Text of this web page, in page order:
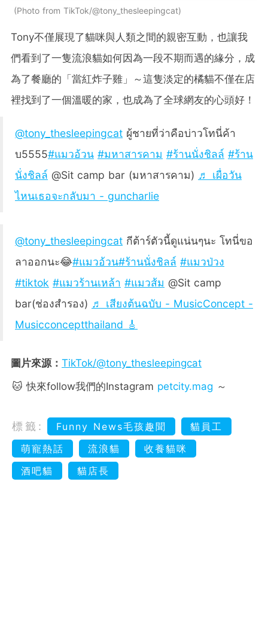
Photo from TikTok/@tony_thesleepingcat
Tony不僅展現了貓咪與人類之間的親密互動，也讓我
們看到了一隻流浪貓如何因為一段不期而遇的緣分，成
為了餐廳的「當紅炸子雞」～這隻淡定的橘貓不僅在店
裡找到了一個溫暖的家，也成為了全球網友的心頭好！
@tony_thesleepingcat ผู้ชายที่ว่าคือบ่าวโทนี่ค้า
บ5555#แมวอ้วน #มหาสารคาม #ร้านนั่งชิลล์ #ร้าน
นั่งชิลล์ @Sit camp bar (มหาสารคาม) ♬ เผื่อวัน
ไหนเธอจะกลับมา - guncharlie
@tony_thesleepingcat กีต้าร์ตัวนี้ดูแน่นๆนะ โทนี่ขอ
ลาออกนะ😂#แมวอ้วน#ร้านนั่งชิลล์ #แมวป่วง
#tiktok #แมวร้านเหล้า #แมวส้ม @Sit camp
bar(ช่องสำรอง) ♬ เสียงต้นฉบับ - MusicConcept -
Musicconceptthailand 🎸
圖片來源： TikTok/@tony_thesleepingcat
🐱 快來follow我們的Instagram petcity.mag ～
標籤: Funny News毛孩趣聞
貓員工
萌寵熱話
流浪貓
收養貓咪
酒吧貓
貓店長